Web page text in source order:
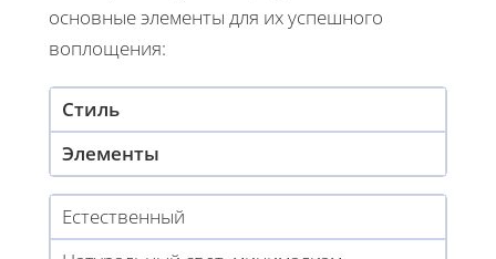
основные элементы для их успешного
воплощения:
Стиль
Элементы
Естественный